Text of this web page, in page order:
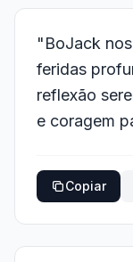
"BoJack
feridas
reflexão
e coragem
Copiar